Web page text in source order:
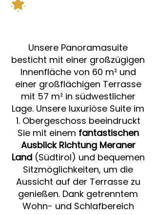
Unsere Panoramasuite
besticht mit einer großzügigen
Innenfläche von 60 m² und
einer großflächigen Terrasse
mit 57 m² in südwestlicher
Lage. Unsere luxuriöse Suite im
1. Obergeschoss beeindruckt
Sie mit einem fantastischen
Ausblick Richtung Meraner
Land (Südtirol) und bequemen
Sitzmöglichkeiten, um die
Aussicht auf der Terrasse zu
genießen. Dank getrenntem
Wohn- und Schlafbereich